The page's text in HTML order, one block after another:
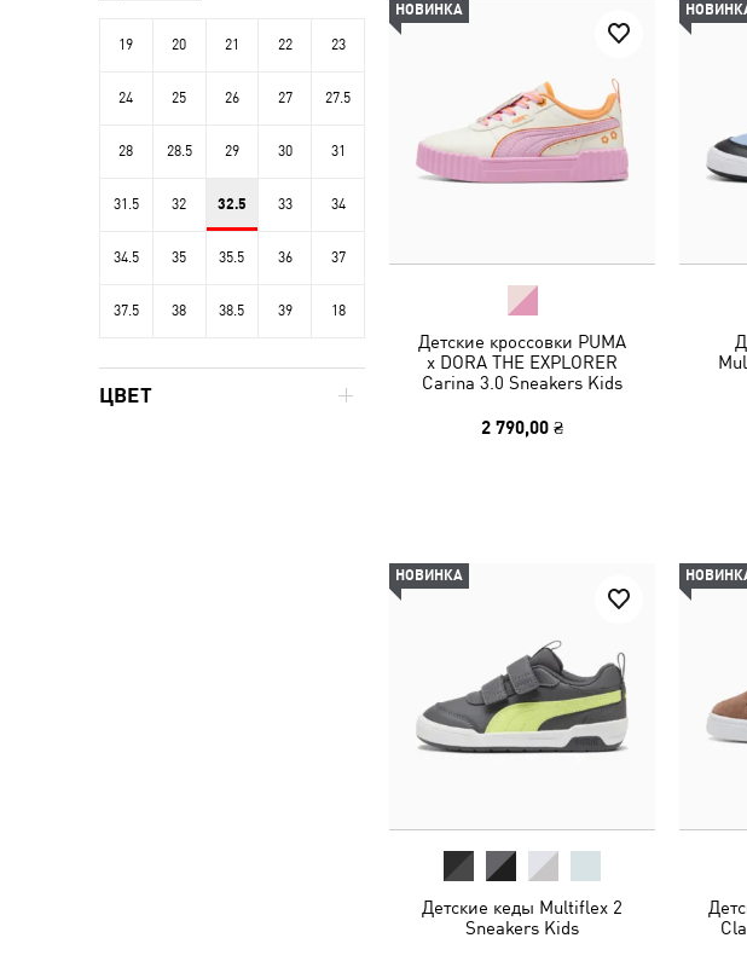
НОВИНКА
Детские кроссовки PUMA
x DORA THE EXPLORER
Carina 3.0 Sneakers Kids
2 790,00 ₴
НОВИНКА
Детские кеды Multiflex 2
Sneakers Kids
19 20 21 22 23
24 25 26 27 27.5
28 28.5 29 30 31
31.5 32 32.5 33 34
34.5 35 35.5 36 37
37.5 38 38.5 39 18
ЦВЕТ